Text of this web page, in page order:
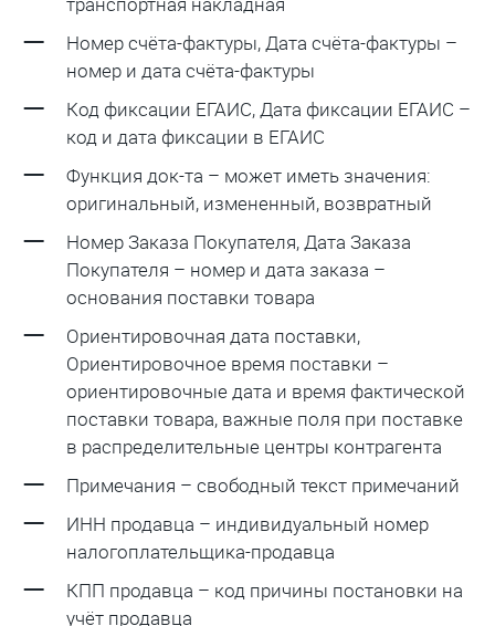
Номер счёта-фактуры, Дата счёта-фактуры –
номер и дата счёта-фактуры
Код фиксации ЕГАИС, Дата фиксации ЕГАИС –
код и дата фиксации в ЕГАИС
Функция док-та – может иметь значения:
оригинальный, измененный, возвратный
Номер Заказа Покупателя, Дата Заказа
Покупателя – номер и дата заказа –
основания поставки товара
Ориентировочная дата поставки,
Ориентировочное время поставки –
ориентировочные дата и время фактической
поставки товара, важные поля при поставке
в распределительные центры контрагента
Примечания – свободный текст примечаний
ИНН продавца – индивидуальный номер
налогоплательщика-продавца
КПП продавца – код причины постановки на
учёт продавца